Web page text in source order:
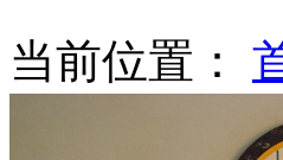
当前位置：